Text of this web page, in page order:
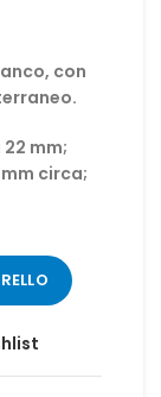
con
mm;
mm circa;